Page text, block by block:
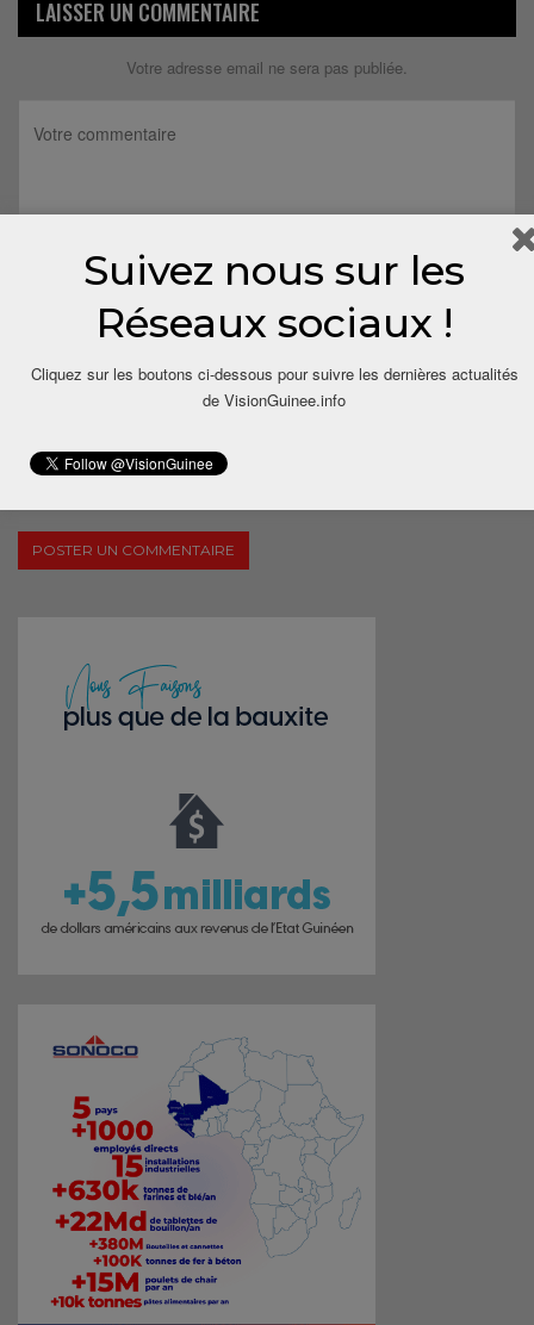
LAISSER UN COMMENTAIRE
Votre adresse email ne sera pas publiée.
Save my name, email, and website in this browser for the next
Suivez nous sur les
Réseaux sociaux !
Cliquez sur les boutons ci-dessous pour suivre les dernières actualités
de VisionGuinee.info